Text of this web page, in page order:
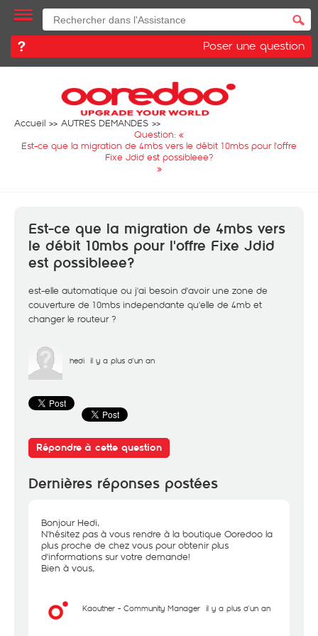
Poser une question
Accueil
AUTRES DEMANDES
Question: «
Est-ce que la migration de 4mbs vers le débit 10mbs pour l'offre
Fixe Jdid est possibleee?
»
Est-ce que la migration de 4mbs vers
le débit 10mbs pour l'offre Fixe Jdid
est possibleee?
est-elle automatique ou j'ai besoin d'avoir une zone de
couverture de 10mbs independante qu'elle de 4mb et
changer le routeur ?
hedi il y a plus d'un an
Répondre à cette question
Dernières réponses postées
Bonjour Hedi,
N'hésitez pas à vous rendre à la boutique Ooredoo la
plus proche de chez vous pour obtenir plus
d'informations sur votre demande!
Bien à vous,
Kaouther - Community Manager il y a plus d'un an